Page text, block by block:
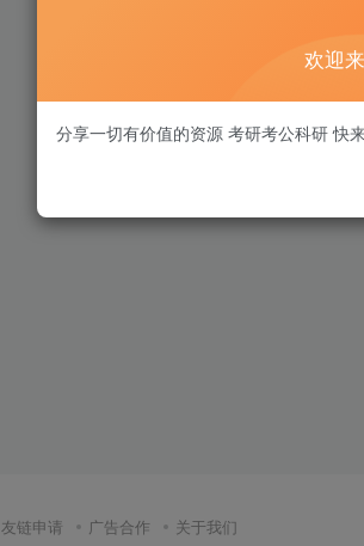
友链申请 广告合作 关于我们
欢迎
分享一切有价值的资源 考研考公科研 快